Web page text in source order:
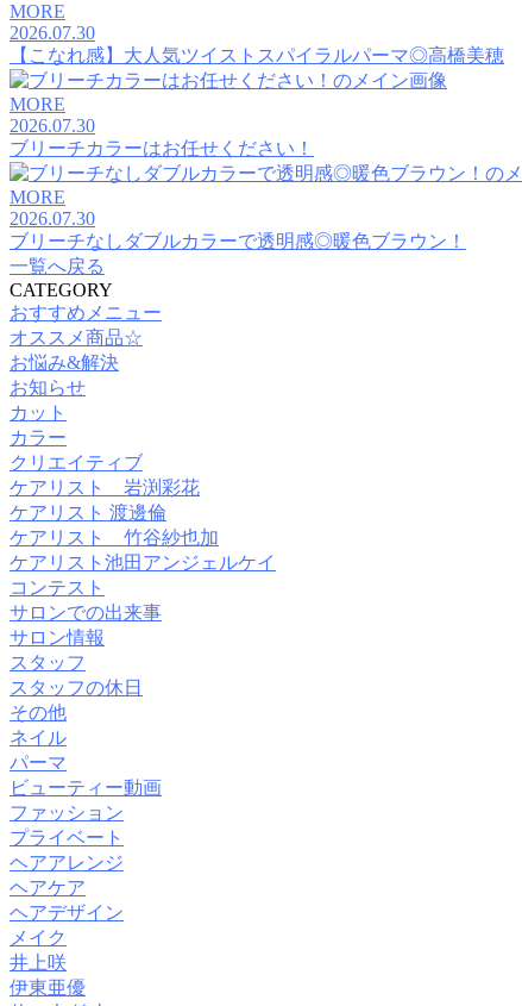
MORE
2026.07.30
【こなれ感】大人気ツイストスパイラルパーマ◎高橋美穂
MORE
2026.07.30
ブリーチカラーはお任せください！
MORE
2026.07.30
ブリーチなしダブルカラーで透明感◎暖色ブラウン！
一覧へ戻る
CATEGORY
おすすめメニュー
オススメ商品☆
お悩み&解決
お知らせ
カット
カラー
クリエイティブ
ケアリスト 岩渕彩花
ケアリスト 渡邊倫
ケアリスト 竹谷紗也加
ケアリスト池田アンジェルケイ
コンテスト
サロンでの出来事
サロン情報
スタッフ
スタッフの休日
その他
ネイル
パーマ
ビューティー動画
ファッション
プライベート
ヘアアレンジ
ヘアケア
ヘアデザイン
メイク
井上咲
伊東亜優